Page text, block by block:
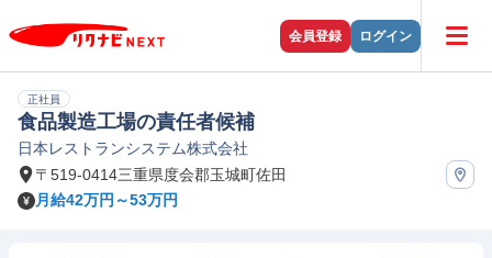
会員登録 ログイン
正社員
食品製造工場の責任者候補
日本レストランシステム株式会社
〒519-0414三重県度会郡玉城町佐田
月給42万円～53万円